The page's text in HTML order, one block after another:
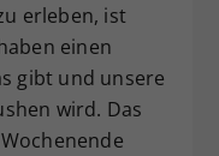
erleben, ist
einen
gibt und unsere
wird. Das